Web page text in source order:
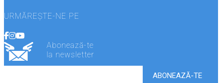
URMĂREȘTE-NE PE
Abonează-te
la newsletter